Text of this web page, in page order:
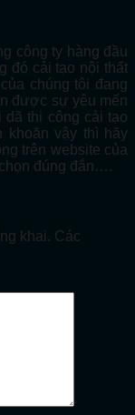
công ty hàng đầu
đó cải tạo nội thất
chúng tôi đang
được sự yêu mến
dã thi công cải tạo
khoăn vậy thì hãy
trên website của
đúng đắn….
khai. Các